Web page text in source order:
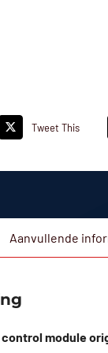
Tweet This
Aanvullende
module